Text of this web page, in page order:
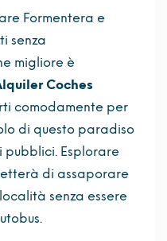
Formentera e
senza
migliore è
Coches
comodamente per
di questo paradiso
pubblici. Esplorare
di assaporare
senza essere